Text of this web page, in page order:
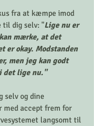
fra at kæmpe imod
til dig selv: "Lige nu er
mærke, at det
er okay. Modstanden
men jeg kan godt
det lige nu."
selv og dine
med accept frem for
langsomt til